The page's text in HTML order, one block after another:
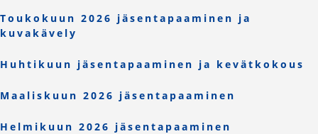
Toukokuun 2026 jäsentapaaminen ja
kuvakävely
Huhtikuun jäsentapaaminen ja kevätkokous
Maaliskuun 2026 jäsentapaaminen
Helmikuun 2026 jäsentapaaminen